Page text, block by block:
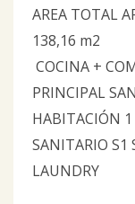
AREA TOTAL
138,16 m2
COCINA +
PRINCIPAL
HABITACIÓN 1
SANITARIO S1
LAUNDRY